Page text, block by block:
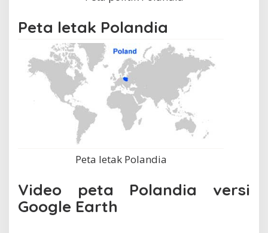
Peta letak Polandia
Peta letak Polandia
Video peta Polandia versi
Google Earth